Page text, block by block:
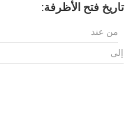
تاريخ فتح الأظرفة: